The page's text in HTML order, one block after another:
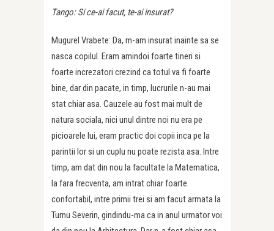
Tango: Si ce-ai facut, te-ai insurat?
Mugurel Vrabete: Da, m-am insurat inainte sa se
nasca copilul. Eram amindoi foarte tineri si
foarte increzatori crezind ca totul va fi foarte
bine, dar din pacate, in timp, lucrurile n-au mai
stat chiar asa. Cauzele au fost mai mult de
natura sociala, nici unul dintre noi nu era pe
picioarele lui, eram practic doi copii inca pe la
parintii lor si un cuplu nu poate rezista asa. Intre
timp, am dat din nou la facultate la Matematica,
la fara frecventa, am intrat chiar foarte
confortabil, intre primii trei si am facut armata la
Turnu Severin, gindindu-ma ca in anul urmator voi